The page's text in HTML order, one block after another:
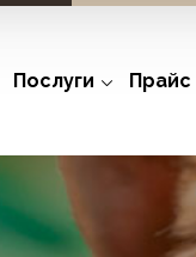
Послуги Прайс